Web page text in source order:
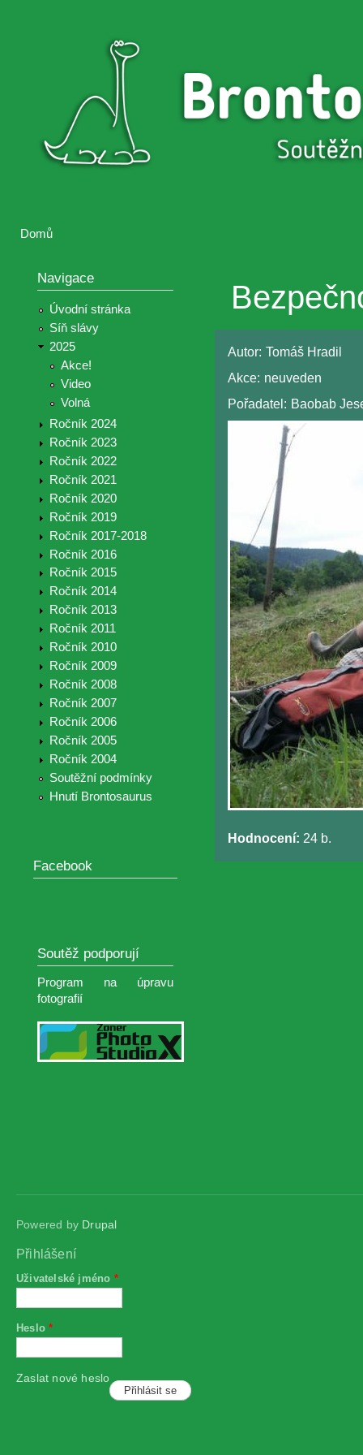
Brontosaurus
Brontosaurus
Domů
Navigace
Úvodní stránka
Síň slávy
2025
Akce!
Video
Volná
Ročník 2024
Ročník 2023
Ročník 2022
Ročník 2021
Ročník 2020
Ročník 2019
Ročník 2017-2018
Ročník 2016
Ročník 2015
Ročník 2014
Ročník 2013
Ročník 2011
Ročník 2010
Ročník 2009
Ročník 2008
Ročník 2007
Ročník 2006
Ročník 2005
Ročník 2004
Soutěžní podmínky
Hnutí Brontosaurus
Facebook
Soutěž podporují
Program na úpravu
fotografií
Autor: Tomáš Hradil
Akce: neuveden
Pořadatel: Baobab
Hodnocení: 24 b.
Powered by Drupal
Přihlášení
Uživatelské jméno *
Heslo*
Zaslat nové heslo